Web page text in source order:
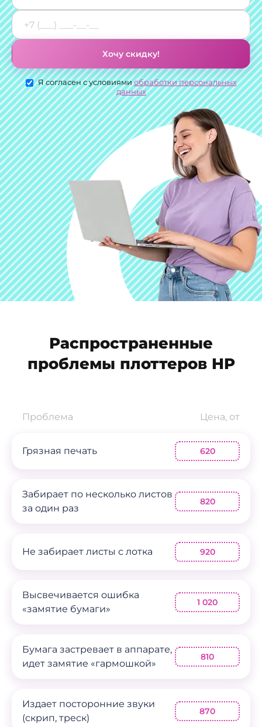
Хочу скидку!
Я согласен с условиямиобработки персональных
данных
Распространенные
проблемы плоттеров HP
Проблема Цена, от
Грязная печать 620
Забирает по несколько листов
за один раз
820
Не забирает листы с лотка 920
Высвечивается ошибка
«замятие бумаги»
1 020
Бумага застревает в аппарате,
идет замятие «гармошкой»
810
Издает посторонние звуки
(скрип, треск)
870